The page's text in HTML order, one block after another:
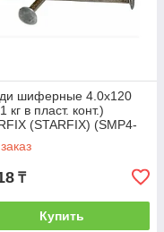
шиферные 4.0х120
кг в пласт. конт.)
(STARFIX) (SMP4-
1)
₸
Купить